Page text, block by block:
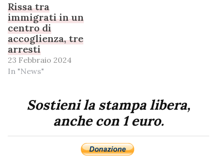
Rissa tra
immigrati in un
centro di
accoglienza, tre
arresti
23 Febbraio 2024
In "News"
Sostieni la stampa libera,
anche con 1 euro.